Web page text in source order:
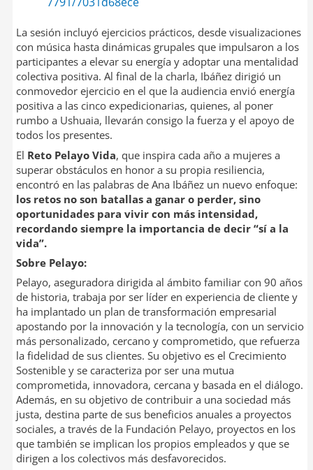
La sesión incluyó ejercicios prácticos, desde visualizaciones
con música hasta dinámicas grupales que impulsaron a los
participantes a elevar su energía y adoptar una mentalidad
colectiva positiva. Al final de la charla, Ibáñez dirigió un
conmovedor ejercicio en el que la audiencia envió energía
positiva a las cinco expedicionarias, quienes, al poner
rumbo a Ushuaia, llevarán consigo la fuerza y el apoyo de
todos los presentes.
El Reto Pelayo Vida, que inspira cada año a mujeres a
superar obstáculos en honor a su propia resiliencia,
encontró en las palabras de Ana Ibáñez un nuevo enfoque:
los retos no son batallas a ganar o perder, sino
oportunidades para vivir con más intensidad,
recordando siempre la importancia de decir “sí a la
vida”.
Sobre Pelayo:
Pelayo, aseguradora dirigida al ámbito familiar con 90 años
de historia, trabaja por ser líder en experiencia de cliente y
ha implantado un plan de transformación empresarial
apostando por la innovación y la tecnología, con un servicio
más personalizado, cercano y comprometido, que refuerza
la fidelidad de sus clientes. Su objetivo es el Crecimiento
Sostenible y se caracteriza por ser una mutua
comprometida, innovadora, cercana y basada en el diálogo.
Además, en su objetivo de contribuir a una sociedad más
justa, destina parte de sus beneficios anuales a proyectos
sociales, a través de la Fundación Pelayo, proyectos en los
que también se implican los propios empleados y que se
dirigen a los colectivos más desfavorecidos.